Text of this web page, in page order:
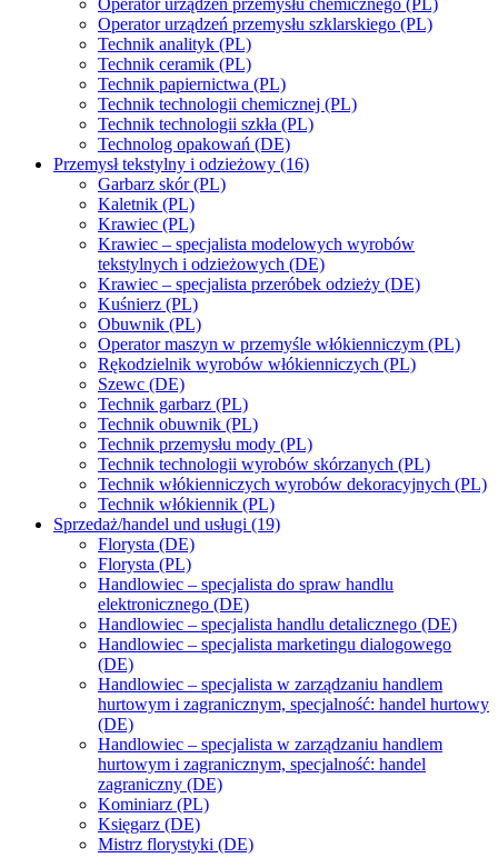
Operator urządzeń przemysłu chemicznego (PL)
Operator urządzeń przemysłu szklarskiego (PL)
Technik analityk (PL)
Technik ceramik (PL)
Technik papiernictwa (PL)
Technik technologii chemicznej (PL)
Technik technologii szkła (PL)
Technolog opakowań (DE)
Przemysł tekstylny i odzieżowy (16)
Garbarz skór (PL)
Kaletnik (PL)
Krawiec (PL)
Krawiec – specjalista modelowych wyrobów
tekstylnych i odzieżowych (DE)
Krawiec – specjalista przeróbek odzieży (DE)
Kuśnierz (PL)
Obuwnik (PL)
Operator maszyn w przemyśle włókienniczym (PL)
Rękodzielnik wyrobów włókienniczych (PL)
Szewc (DE)
Technik garbarz (PL)
Technik obuwnik (PL)
Technik przemysłu mody (PL)
Technik technologii wyrobów skórzanych (PL)
Technik włókienniczych wyrobów dekoracyjnych (PL)
Technik włókiennik (PL)
Sprzedaż/handel und usługi (19)
Florysta (DE)
Florysta (PL)
Handlowiec – specjalista do spraw handlu
elektronicznego (DE)
Handlowiec – specjalista handlu detalicznego (DE)
Handlowiec – specjalista marketingu dialogowego
(DE)
Handlowiec – specjalista w zarządzaniu handlem
hurtowym i zagranicznym, specjalność: handel hurtowy
(DE)
Handlowiec – specjalista w zarządzaniu handlem
hurtowym i zagranicznym, specjalność: handel
zagraniczny (DE)
Kominiarz (PL)
Księgarz (DE)
Mistrz florystyki (DE)